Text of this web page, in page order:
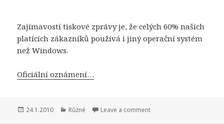
Zajímavostí tiskové zprávy je, že celých 60% našich
platících zákazníků používá i jiný operační systém
než Windows.
Oficiální oznámení…
Publikováno:
24.1.2010 Rubriky:
Různé Leave a comment